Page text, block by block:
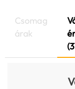
Csomag
árak